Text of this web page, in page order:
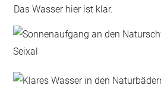
Das Wasser hier ist klar.